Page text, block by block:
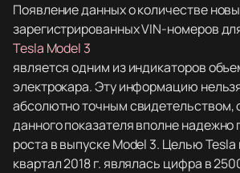
Появление данных о количестве
зарегистрированных VIN-номеров
Tesla Model 3
является одним из индикаторов
электрокара. Эту информацию
абсолютно точным свидетельством,
данного показателя вполне надежно
роста в выпуске Model 3. Целью
квартал 2018 г. являлась цифра в